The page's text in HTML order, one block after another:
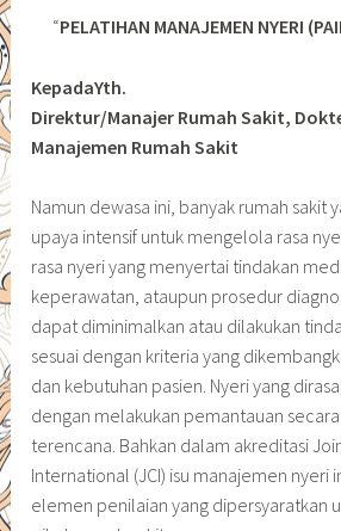
“PELATIHAN MANAJEMEN NYERI
KepadaYth.
Direktur/Manajer Rumah Sakit,
Manajemen Rumah Sakit
Namun dewasa ini, banyak rumah sakit
upaya intensif untuk mengelola rasa
rasa nyeri yang menyertai tindakan
keperawatan, ataupun prosedur
dapat diminimalkan atau dilakukan
sesuai dengan kriteria yang
dan kebutuhan pasien. Nyeri yang
dengan melakukan pemantauan
terencana. Bahkan dalam akreditasi
International (JCI) isu manajemen nyeri
elemen penilaian yang dipersyaratkan